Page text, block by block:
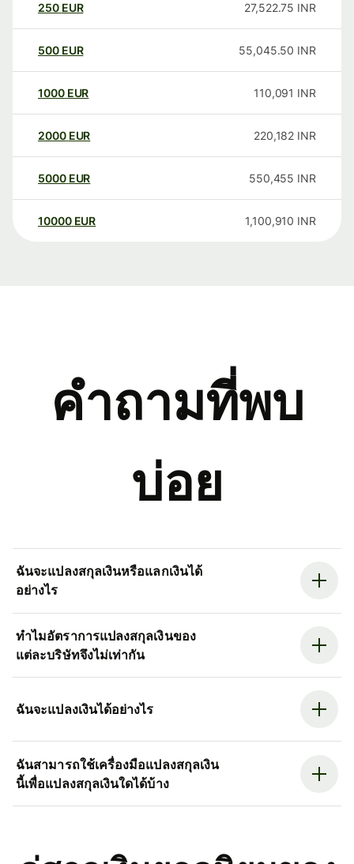
250 EUR 27,522.75 INR
500 EUR 55,045.50 INR
1000 EUR 110,091 INR
2000 EUR 220,182 INR
5000 EUR 550,455 INR
10000 EUR 1,100,910 INR
คำถามที่พบ
บ่อย
ฉันจะแปลงสกุลเงินหรือแลกเงินได้
อย่างไร
ทำไมอัตราการแปลงสกุลเงินของ
แต่ละบริษัทจึงไม่เท่ากัน
ฉันจะแปลงเงินได้อย่างไร
ฉันสามารถใช้เครื่องมือแปลงสกุลเงิน
นี้เพื่อแปลงสกุลเงินใดได้บ้าง